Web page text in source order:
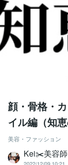
顔・骨格・
イル編（知
美容・ファッション
Kei✂️美容
2022/12/09 10:21